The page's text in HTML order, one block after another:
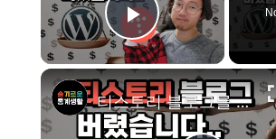
Play Video
티스토리 블로그를 그만 둬야하는 이유 (Feat. 슬통 홈페이지 새로 만들었습니다.)